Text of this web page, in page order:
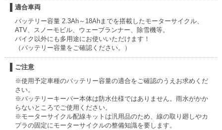
適合車両
バッテリー容量 2.3Ah～18Ahまでを搭載したモーターサイクル、
ATV、スノーモビル、ウェーブランナー、除雪機等。
バイク以外にも多用途にお使いいただけます！
（バッテリー容量をご確認ください。）
ご注意
※使用予定車種のバッテリー容量の適合をご確認のうえお求めくだ
さい。
※バッテリーキーパー本体は防水仕様ではありません。雨水がかか
らないところでご使用ください。
※モーターサイクル配線キットは汎用品のため、線の取り廻しやカ
プラの固定にモーターサイクルの整備知識を要します。